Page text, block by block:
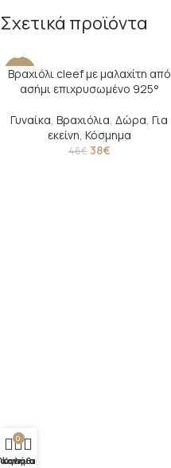
Σχετικά προϊόντα
-17%
Βραχιόλι cleef με μαλαχίτη από
ασήμι επιχρυσωμένο 925°
Γυναίκα, Βραχιόλια, Δώρα, Για
εκείνη, Κόσμημα
46€ 38€
0
Καλάθι